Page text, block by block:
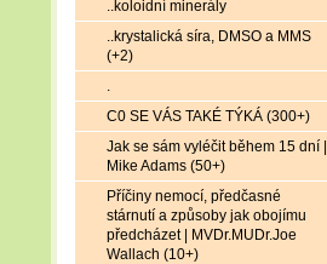
..koloidní minerály
..krystalická síra, DMSO a MMS
(+2)
.
C0 SE VÁS TAKÉ TÝKÁ (300+)
Jak se sám vyléčit během 15 dní |
Mike Adams (50+)
Příčiny nemocí, předčasné
stárnutí a způsoby jak obojímu
předcházet | MVDr.MUDr.Joe
Wallach (10+)